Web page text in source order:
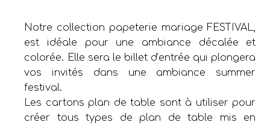
Notre collection papeterie mariage FESTIVAL,
est idéale pour une ambiance décalée et
colorée. Elle sera le billet d’entrée qui plongera
vos invités dans une ambiance summer
festival.
Les cartons plan de table sont à utiliser pour
créer tous types de plan de table mis en